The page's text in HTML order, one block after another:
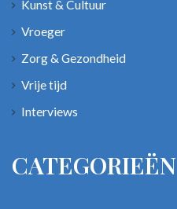
Kunst & Cultuur
Vroeger
Zorg & Gezondheid
Vrije tijd
Interviews
CATEGORIEËN